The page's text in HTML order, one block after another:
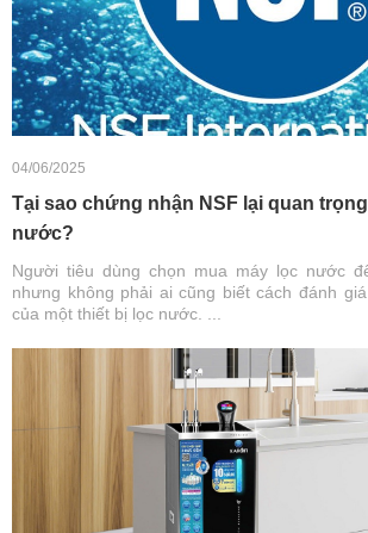
04/06/2025
Tại sao chứng nhận NSF lại quan
nước?
Người tiêu dùng chọn mua máy lọc nước
nhưng không phải ai cũng biết cách đánh
của một thiết bị lọc nước. ...